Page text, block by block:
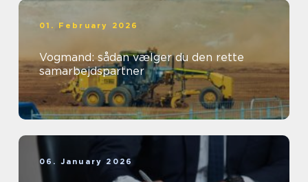
01. February 2026
Vogmand: sådan vælger du den rette
samarbejdspartner
06. January 2026